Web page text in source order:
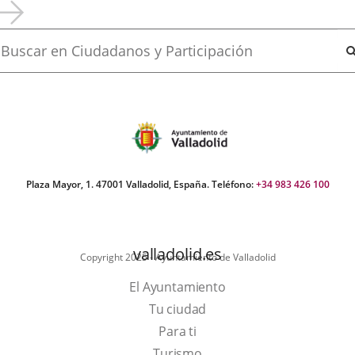
siguiente
Plaza Mayor, 1. 47001 Valladolid, España. Teléfono:+34 983 426 100
Copyright 2025 - Ayuntamiento de Valladolid
valladolid.es
El Ayuntamiento
Tu ciudad
Para ti